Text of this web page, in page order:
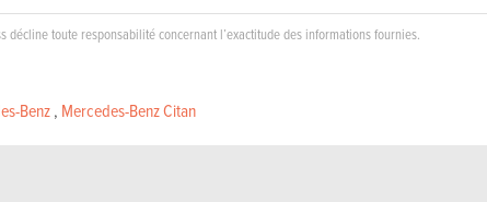
décline toute responsabilité concernant l’exactitude des informations fournies.
Benz, Mercedes-Benz Citan